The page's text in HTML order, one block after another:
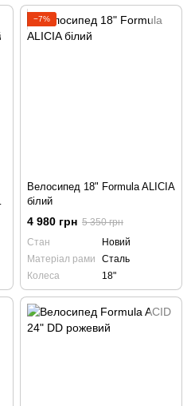
−7%
Велосипед 18" Formula ALICIA
білий
4 980 грн 5 350 грн
Стан
Новий
Матеріал рами
Сталь
Колеса
18"